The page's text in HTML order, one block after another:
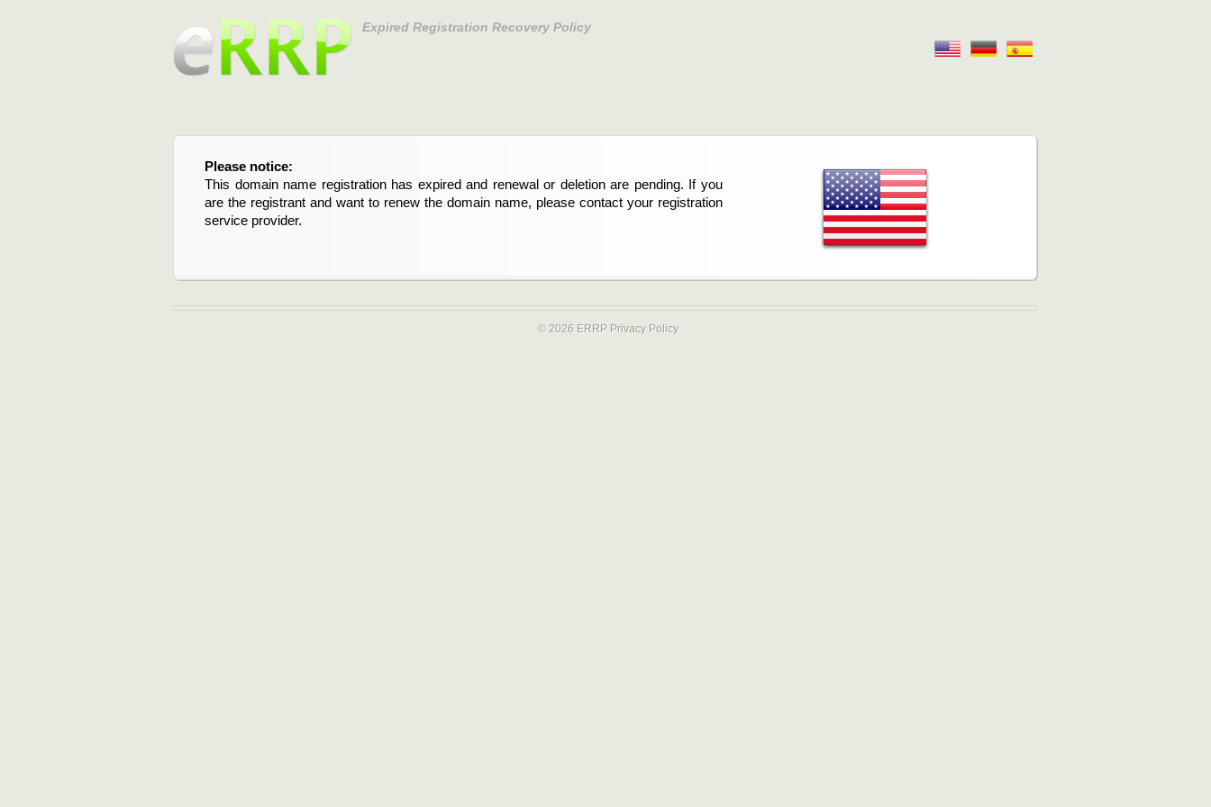
Expired Registration Recovery Policy
Please notice:
This domain name registration has expired and renewal or deletion are pending. If you
are the registrant and want to renew the domain name, please contact your registration
service provider.
Bitte beachten Sie:
Diese Domainregistrierung ist abgelaufen und die Verlängerung oder Löschung der
Domain stehen an. Wenn Sie der Registrant sind und die Domainregistrierung
verlängern möchten, kontaktieren Sie bitte Ihren Service-Provider.
© 2026 ERRP Privacy Policy